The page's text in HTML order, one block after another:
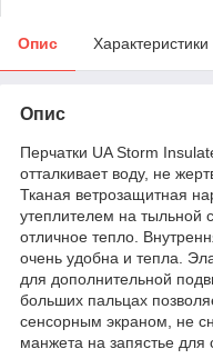
Опис Характеристики
Опис
Перчатки UA Storm
отталкивает воду, не
Тканая ветрозащитная
утеплителем на тыльной
отличное тепло.
очень удобна и тепла.
для дополнительной
больших пальцах
сенсорным экраном, не
манжета на запястье для